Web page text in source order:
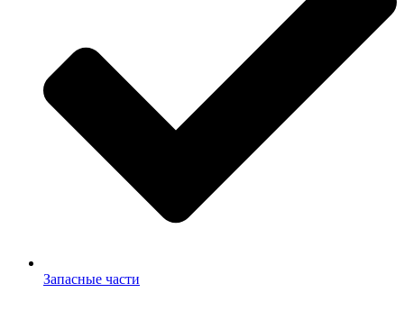
Запасные части